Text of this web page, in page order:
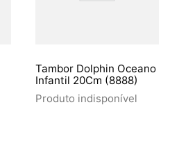
Tambor Dolphin Oceano
Infantil 20Cm (8888)
Produto indisponível